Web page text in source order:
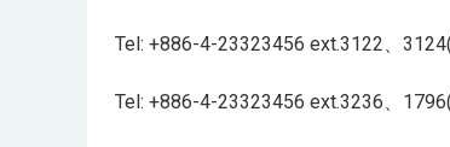
Tel: +886-4-23323456 ext.3122、
Tel: +886-4-23323456 ext.3236、